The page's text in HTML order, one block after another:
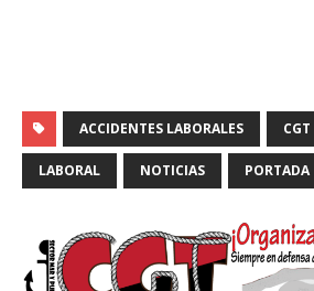
ACCIDENTES LABORALES CGT
LABORAL NOTICIAS PORTADA